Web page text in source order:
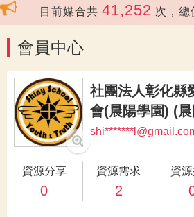
目前媒合共 41,252 次，總
會員中心
社團法人彰化縣
會(晨陽學園) (
資源分享
0
資源需求
2
資